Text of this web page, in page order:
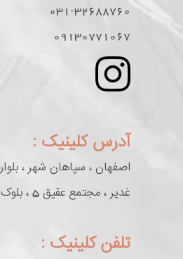
031-32688760
09130771067
آدرس کلینیک :
اصفهان ، سپاهان شهر ،
غدیر ، مجتمع عقیق 5 ، بلوک E ، طبقه دوم
تلفن کلینیک :